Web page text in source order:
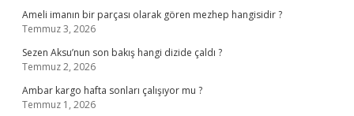
Ameli imanın bir parçası olarak gören mezhep hangisidir ?
Temmuz 3, 2026
Sezen Aksu’nun son bakış hangi dizide çaldı ?
Temmuz 2, 2026
Ambar kargo hafta sonları çalışıyor mu ?
Temmuz 1, 2026